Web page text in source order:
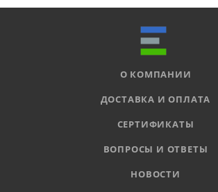
О КОМПАНИИ
ДОСТАВКА И ОПЛАТА
СЕРТИФИКАТЫ
ВОПРОСЫ И ОТВЕТЫ
НОВОСТИ